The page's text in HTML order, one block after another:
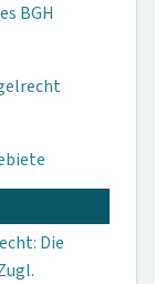
BGH
Die